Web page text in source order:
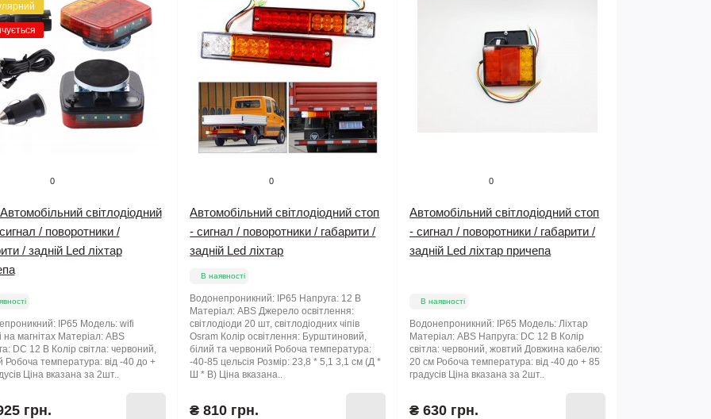
0
світлодіодний
/ поворотники /
/ задній Led ліхтар
IP65 Модель: wifi
на магнітах Матеріал: ABS
DC 12 В Колір світла: червоний,
Робоча температура: від -40 до +
Ціна вказана за 2шт..
грн.
0
Автомобільний світлодіодний стоп
- сигнал / поворотники / габарити /
задній Led ліхтар
В наявності
Водонепроникний: IP65 Напруга: 12 В
Матеріал: ABS Джерело освітлення:
світлодіоди 20 шт, світлодіодних чіпів
Osram Колір освітлення: Бурштиновий,
білий та червоний Робоча температура:
-40-85 цельсія Розмір: 23,8 * 5,1 3,1 см (Д *
Ш * В) Ціна вказана..
₴ 810 грн.
0
Автомобільний світлодіодний стоп
- сигнал / поворотники / габарити /
задній Led ліхтар причепа
В наявності
Водонепроникний: IP65 Модель: Ліхтар
Матеріал: ABS Напруга: DC 12 В Колір
світла: червоний, жовтий Довжина кабелю:
20 см Робоча температура: від -40 до + 85
градусів Ціна вказана за 2шт..
₴ 630 грн.